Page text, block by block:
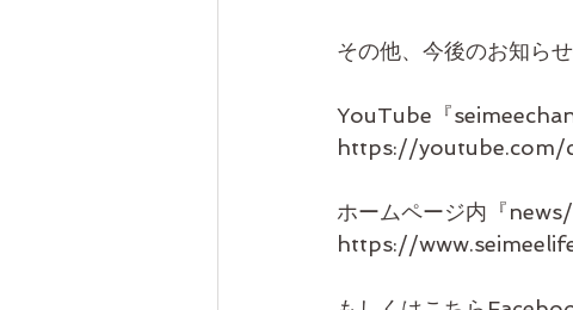
その他、今後のお知ら
YouTube『
https://youtube.com/
ホームページ内『news/
https://